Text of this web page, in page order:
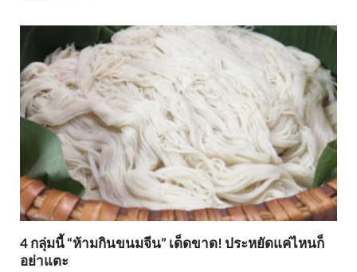
4 กลุ่มนี้ “ห้ามกินขนมจีน” เด็ดขาด! ประหยัดแค่ไหนก็
อย่าแตะ